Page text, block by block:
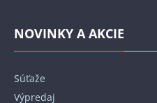
NOVINKY A AKCIE
Súťaže
Výpredaj